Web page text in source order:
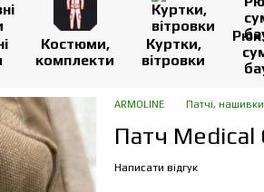
Костюми,
комплекти
Куртки,
вітровки
ARMOLINE Патчі, нашивки
Патч Medical
Написати відгук